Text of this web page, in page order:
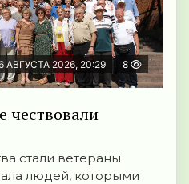
АВГУСТА 2026, 20:29 8
чествовали
стали ветераны
людей, которыми